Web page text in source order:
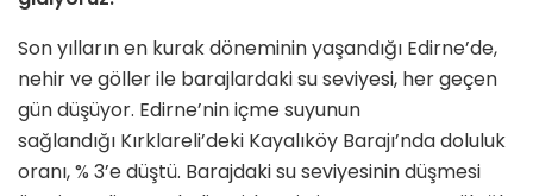
Son yılların en kurak döneminin yaşandığı Edirne’de,
nehir ve göller ile barajlardaki su seviyesi, her geçen
gün düşüyor. Edirne’nin içme suyunun
sağlandığı Kırklareli’deki Kayalıköy Barajı’nda doluluk
oranı, % 3’e düştü. Barajdaki su seviyesinin düşmesi